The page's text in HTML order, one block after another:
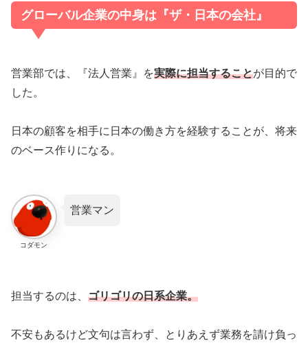
グローバル企業の中身は『ザ・日本の会社』
営業部では、『法人営業』を実際に担当することが目的で
した。
日本の顧客を相手に日本の働き方を経験することが、将来
のベース作りになる。
コダモン
営業マン
担当するのは、 ゴリゴリの日系企業。
不安もあるけど文句は言わず、とりあえず業務を請け負っ